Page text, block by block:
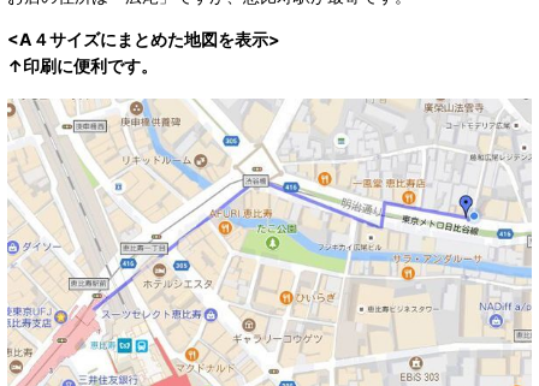
<A４サイズにまとめた地図を表示>
↑印刷に便利です。